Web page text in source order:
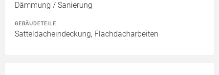
Dämmung / Sanierung
GEBÄUDETEILE
Satteldacheindeckung, Flachdacharbeiten